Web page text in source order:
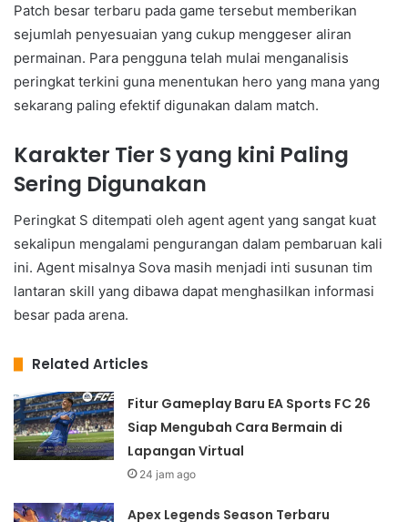
Patch besar terbaru pada game tersebut memberikan
sejumlah penyesuaian yang cukup menggeser aliran
permainan. Para pengguna telah mulai menganalisis
peringkat terkini guna menentukan hero yang mana yang
sekarang paling efektif digunakan dalam match.
Karakter Tier S yang kini Paling
Sering Digunakan
Peringkat S ditempati oleh agent agent yang sangat kuat
sekalipun mengalami pengurangan dalam pembaruan kali
ini. Agent misalnya Sova masih menjadi inti susunan tim
lantaran skill yang dibawa dapat menghasilkan informasi
besar pada arena.
Related Articles
Fitur Gameplay Baru EA Sports FC 26
Siap Mengubah Cara Bermain di
Lapangan Virtual
24 jam ago
Apex Legends Season Terbaru